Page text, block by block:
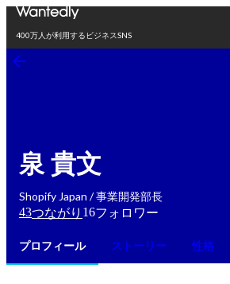
400万人が利用するビジネスSNS
泉 貴文
Shopify Japan / 事業開発部長
43つながり 16フォロワー
プロフィール ストーリー 性格